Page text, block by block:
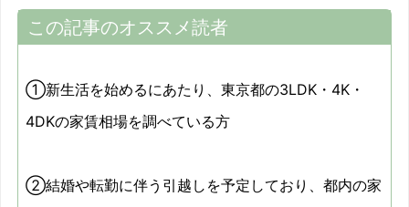
この記事のオススメ読者
①新生活を始めるにあたり、東京都の3LDK・4K・
4DKの家賃相場を調べている方
②結婚や転勤に伴う引越しを予定しており、都内の家